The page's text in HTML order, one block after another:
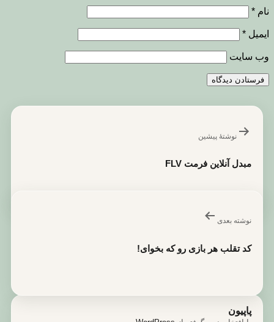
نام *
ایمیل *
وب‌ سایت
راهبری
نوشتهنوشتهٔ پیشین
مبدل آنلاین فرمت FLV
نوشته بعدی
کد تقلب هر بازی رو که بخوای!
پاپیون